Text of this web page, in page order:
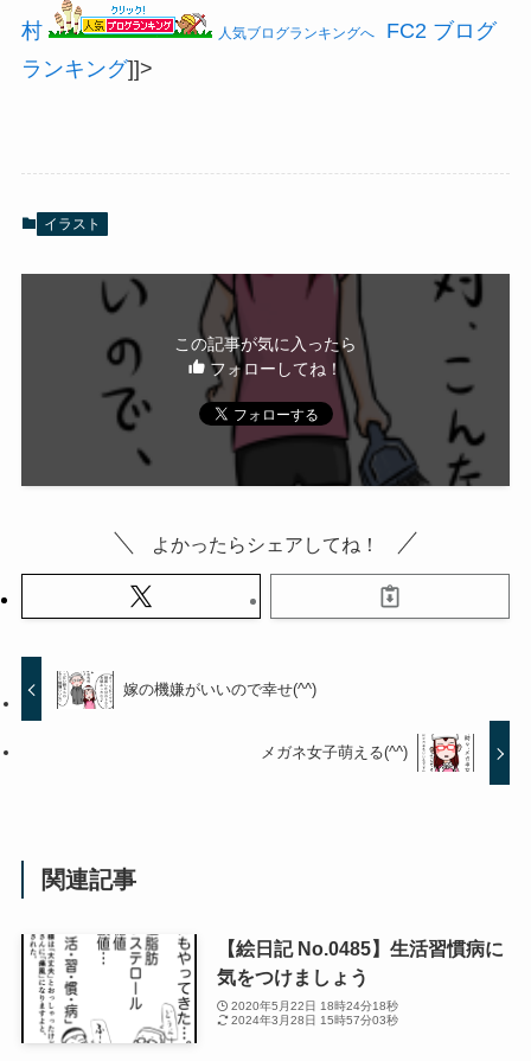
村 人気ブログランキングへ
FC2 ブログ
ランキング]]>
イラスト
この記事が気に入ったら
フォローしてね！
よかったらシェアしてね！
嫁の機嫌がいいので幸せ(^^)
メガネ女子萌える(^^)
関連記事
【絵日記 No.0485】生活習慣病に
気をつけましょう
2020年5月22日 18時24分18秒
2024年3月28日 15時57分03秒